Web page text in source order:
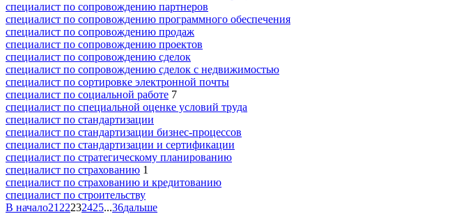
специалист по сопровождению партнеров
специалист по сопровождению программного обеспечения
специалист по сопровождению продаж
специалист по сопровождению проектов
специалист по сопровождению сделок
специалист по сопровождению сделок с недвижимостью
специалист по сортировке электронной почты
специалист по социальной работе 7
специалист по специальной оценке условий труда
специалист по стандартизации
специалист по стандартизации бизнес-процессов
специалист по стандартизации и сертификации
специалист по стратегическому планированию
специалист по страхованию 1
специалист по страхованию и кредитованию
специалист по строительству
В начало21 22232425...36дальше